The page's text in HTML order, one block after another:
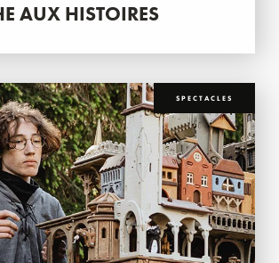
AUX HISTOIRES
SPECTACLES